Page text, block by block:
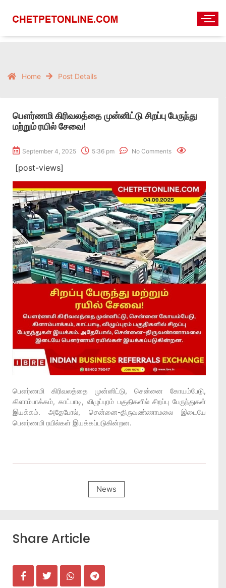
Home Post Details
பௌர்ணமி கிரிவலத்தை முன்னிட்டு சிறப்பு பேருந்து
மற்றும் ரயில் சேவை!
September 4, 2025 5:36 pm No Comments
[post-views]
பௌர்ணமி கிரிவலத்தை முன்னிட்டு, சென்னை கோயம்பேடு,
கிளாம்பாக்கம், காட்பாடி, விழுப்புரம் பகுதிகளில் சிறப்பு பேருந்துகள்
இயக்கம். அதேபோல், சென்னை-திருவண்ணாமலை இடையே
பௌர்ணமி ரயில்கள் இயக்கப்படுகின்றன.
News
Share Article